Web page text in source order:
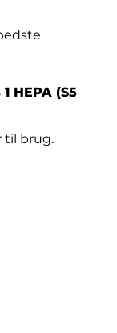
HEPA (S5
til brug.